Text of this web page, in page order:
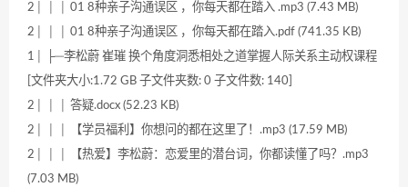
2│ │ │ 01 8种亲子沟通误区 ，你每天都在踏入 .mp3 (7.43 MB)
2│ │ │ 01 8种亲子沟通误区 ，你每天都在踏入.pdf (741.35 KB)
1│ ├─李松蔚 崔璀 换个角度洞悉相处之道掌握人际关系主动权课程
[文件夹大小:1.72 GB 子文件夹数: 0 子文件数: 140]
2│ │ │ 答疑.docx (52.23 KB)
2│ │ │ 【学员福利】你想问的都在这里了！.mp3 (17.59 MB)
2│ │ │ 【热爱】李松蔚：恋爱里的潜台词，你都读懂了吗？.mp3
(7.03 MB)